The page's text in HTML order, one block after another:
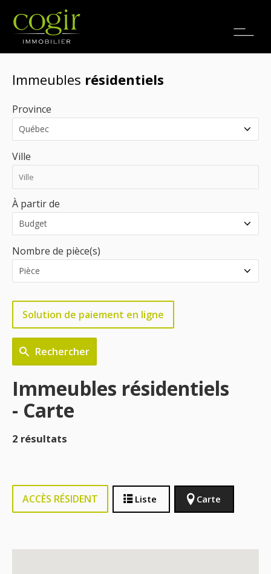
Emplois
Immeubles résidentiels
Province
Ville
À partir de
Nombre de pièce(s)
Solution de paiement en ligne
Rechercher
Immeubles résidentiels
- Carte
2 résultats
ACCÈS RÉSIDENT Liste Carte